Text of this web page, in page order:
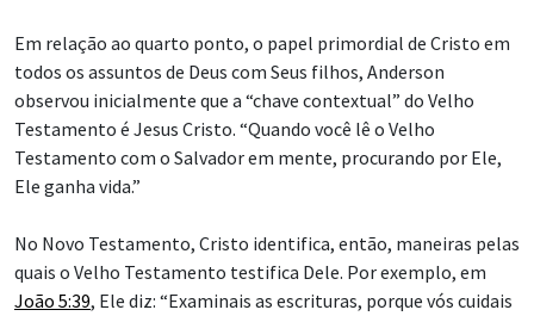
Em relação ao quarto ponto, o papel primordial de Cristo em
todos os assuntos de Deus com Seus filhos, Anderson
observou inicialmente que a “chave contextual” do Velho
Testamento é Jesus Cristo. “Quando você lê o Velho
Testamento com o Salvador em mente, procurando por Ele,
Ele ganha vida.”
No Novo Testamento, Cristo identifica, então, maneiras pelas
quais o Velho Testamento testifica Dele. Por exemplo, em
João 5:39, Ele diz: “Examinais as escrituras, porque vós cuidais